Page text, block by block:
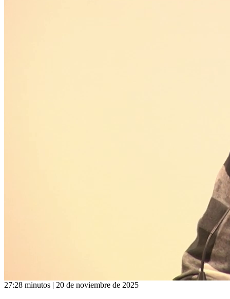
27:28 minutos | 20 de noviembre de 2025